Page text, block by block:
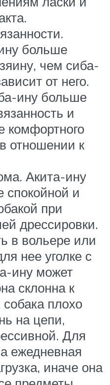
больше
чем сиба-
от него.
ину больше
и
комфортного
отношении к
Акита-ину
спокойной и
при
дрессировки.
в вольере или
нее уголке с
ину может
склонна к
плохо
на цепи,
Для
ежедневная
иначе она